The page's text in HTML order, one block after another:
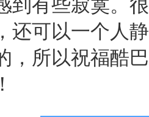
到有些寂寞。
还可以一个人
，所以祝福酷